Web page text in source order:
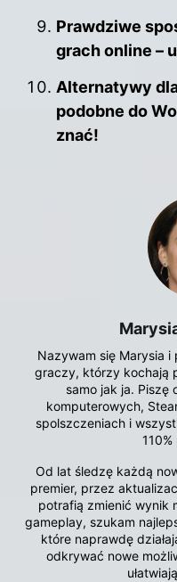
Prawdziwe
grach online –
Alternatywy
podobne do
znać!
Nazywam się Marysia
graczy, którzy kochają
samo jak ja. Piszę
komputerowych,
spolszczeniach i
Od lat śledzę każdą
premier, przez
potrafią zmienić wynik
gameplay, szukam
które naprawdę
odkrywać nowe